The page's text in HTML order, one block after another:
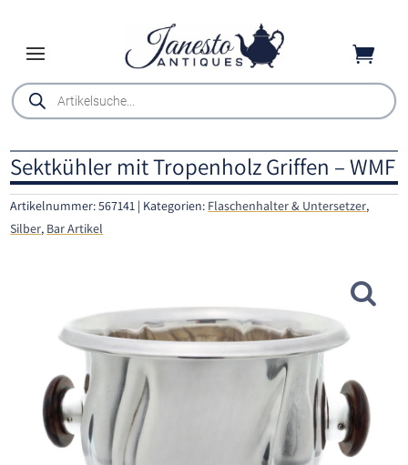

Products
search
Sektkühler mit Tropenholz Griffen – WMF
Artikelnummer:567141 Kategorien: Flaschenhalter & Untersetzer,
Silber, Bar Artikel